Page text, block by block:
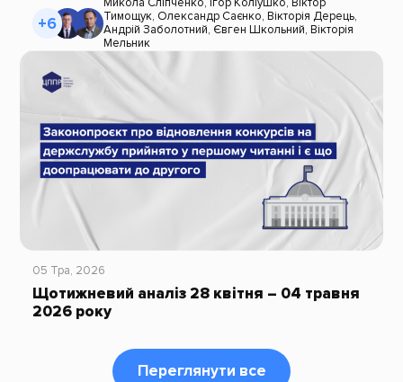
+6
Микола Сліпченко, Ігор Коліушко, Віктор
Тимощук, Олександр Саєнко, Вікторія Дерець,
Андрій Заболотний, Євген Школьний, Вікторія
Мельник
05 Тра, 2026
Щотижневий аналіз 28 квітня – 04 травня
2026 року
Переглянути все